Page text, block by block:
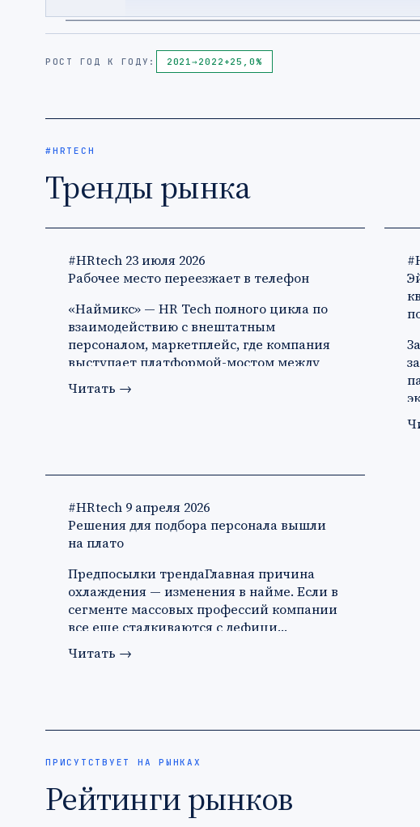
РОСТ ГОД К ГОДУ: 2021→ 2022 +25,0%
#HRTECH
Тренды рынка
#HRtech 23 июля 2026
Рабочее место переезжает в телефон
«Наймикс» — HR Tech полного цикла по
взаимодействию с внештатным
персоналом, маркетплейс, где компания
выступает платформой-мостом между
за…
Читать →
#HRtech 9 апреля 2026
Решения для подбора персонала вышли
на плато
Предпосылки трендаГлавная причина
охлаждения — изменения в найме. Если в
сегменте массовых профессий компании
все еще сталкиваются с дефици…
Читать →
ПРИСУТСТВУЕТ НА РЫНКАХ
Рейтинги рынков